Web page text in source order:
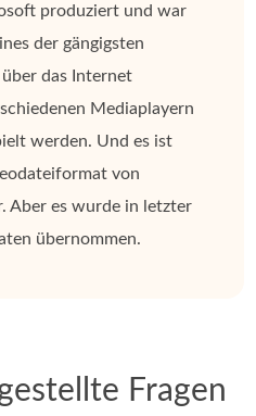
produziert und war
der gängigsten
das Internet
Mediaplayern
werden. Und es ist
von
Aber es wurde in letzter
übernommen.
Fragen